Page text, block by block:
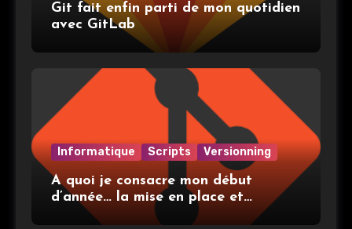
Git fait enfin parti de mon quotidien
avec GitLab
Informatique Scripts Versionning
A quoi je consacre mon début
d’année… la mise en place et
l’utilisation de git